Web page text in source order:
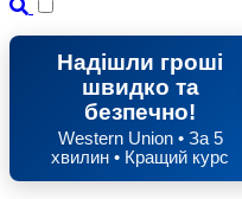
Надішли гроші
швидко та
безпечно!
Western Union • За 5
хвилин • Кращий курс